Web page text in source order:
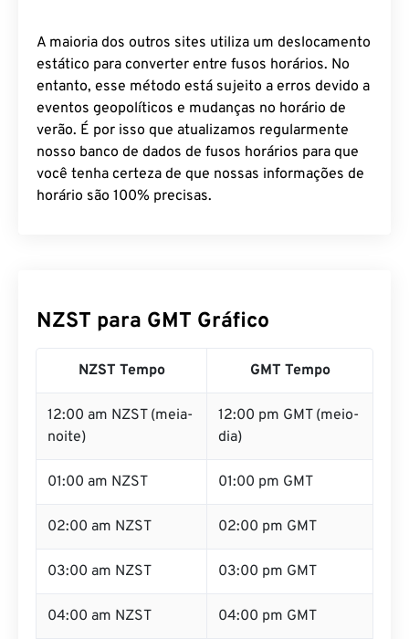
A maioria dos outros sites utiliza um deslocamento
estático para converter entre fusos horários. No
entanto, esse método está sujeito a erros devido a
eventos geopolíticos e mudanças no horário de
verão. É por isso que atualizamos regularmente
nosso banco de dados de fusos horários para que
você tenha certeza de que nossas informações de
horário são 100% precisas.
NZST para GMT Gráfico
NZST Tempo GMT Tempo
12:00 am NZST (meia-
noite)
12:00 pm GMT (meio-
dia)
01:00 am NZST 01:00 pm GMT
02:00 am NZST 02:00 pm GMT
03:00 am NZST 03:00 pm GMT
04:00 am NZST 04:00 pm GMT